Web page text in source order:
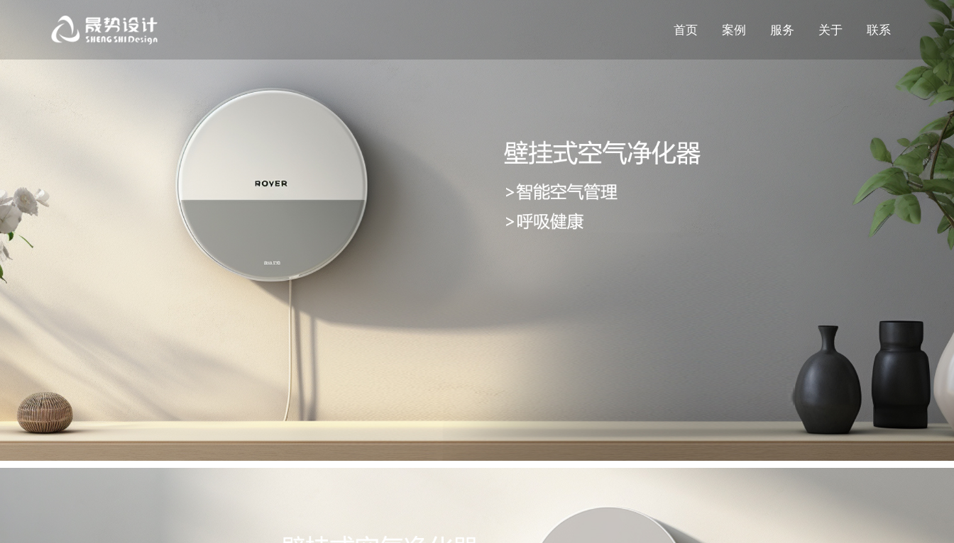
首页 案例 服务 关于 联系